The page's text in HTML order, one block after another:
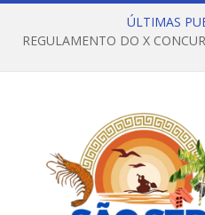
ÚLTIMAS